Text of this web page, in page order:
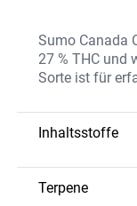
Sumo Canada
27 % THC und
Sorte ist für
Inhaltsstoffe
Die Sorte
ein komplexes
Terpene